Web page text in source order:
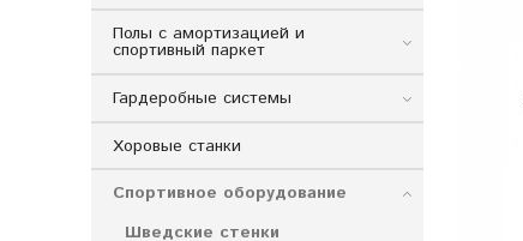
Полы с амортизацией и
спортивный паркет
Гардеробные системы
Хоровые станки
Спортивное оборудование
Шведские стенки